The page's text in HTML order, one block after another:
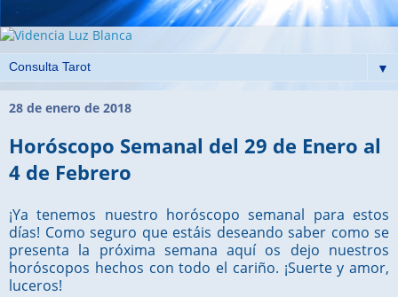
▼
28 de enero de 2018
Horóscopo Semanal del 29 de Enero al
4 de Febrero
¡Ya tenemos nuestro horóscopo semanal para estos
días! Como seguro que estáis deseando saber como se
presenta la próxima semana aquí os dejo nuestros
horóscopos hechos con todo el cariño. ¡Suerte y amor,
luceros!